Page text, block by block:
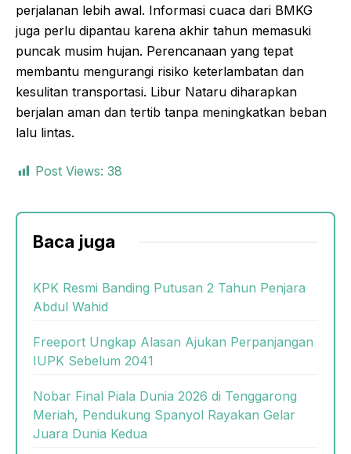
perjalanan lebih awal. Informasi cuaca dari BMKG
juga perlu dipantau karena akhir tahun memasuki
puncak musim hujan. Perencanaan yang tepat
membantu mengurangi risiko keterlambatan dan
kesulitan transportasi. Libur Nataru diharapkan
berjalan aman dan tertib tanpa meningkatkan beban
lalu lintas.
Post Views: 38
Baca juga
KPK Resmi Banding Putusan 2 Tahun Penjara
Abdul Wahid
Freeport Ungkap Alasan Ajukan Perpanjangan
IUPK Sebelum 2041
Nobar Final Piala Dunia 2026 di Tenggarong
Meriah, Pendukung Spanyol Rayakan Gelar
Juara Dunia Kedua